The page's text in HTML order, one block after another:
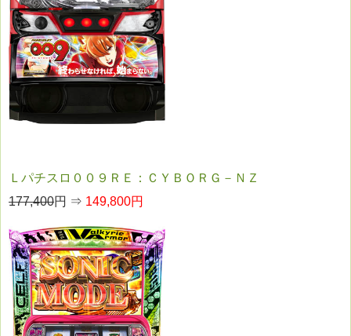
Ｌパチスロ００９ＲＥ：ＣＹＢＯＲＧ－ＮＺ
177,400円 ⇒ 149,800円